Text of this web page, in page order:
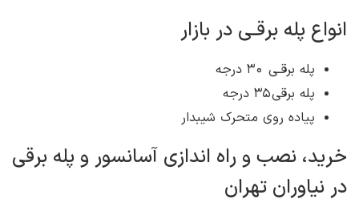
انواع پله برقـی در بازار
پله برقـی 30 درجه
پله برقی 35 درجه
پیاده روی متحرک شیبدار
خرید، نصب و راه اندازی آسانسور و پله برقی
در نیاوران تهران